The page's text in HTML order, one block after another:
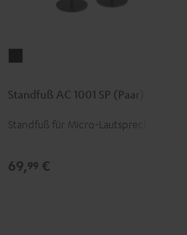
1001
Standfuß AC 1001 SP (Paar)
Standfuß für Micro-Lautsprecher
69,99 €